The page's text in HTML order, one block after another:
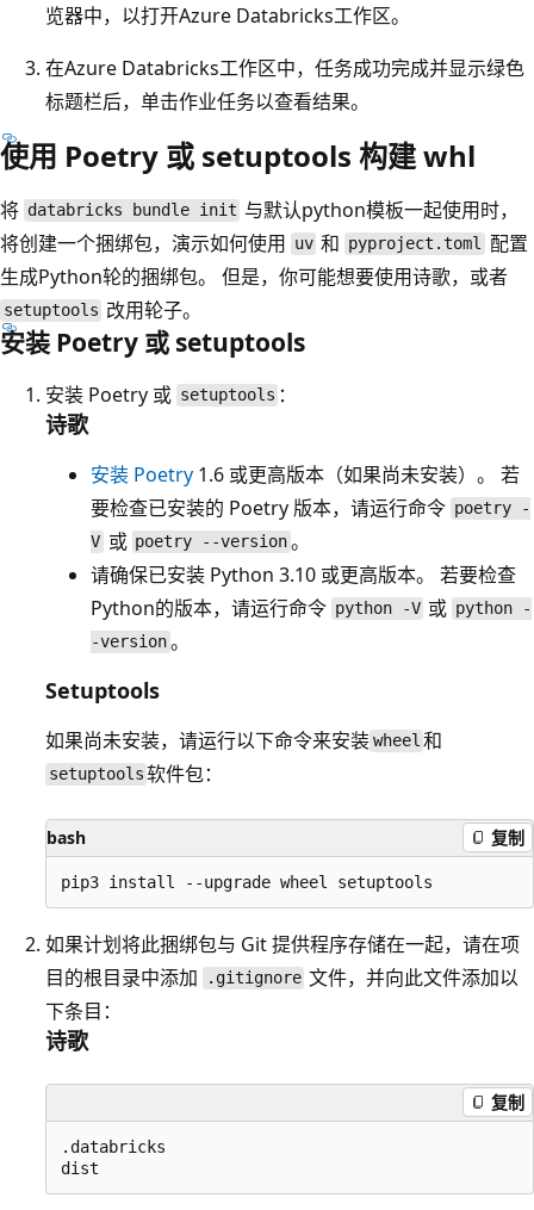
览器中，以打开Azure Databricks工作区。
在Azure Databricks工作区中，任务成功完成并显示绿色
标题栏后，单击作业任务以查看结果。
使用 Poetry 或 setuptools 构建 whl
将 databricks bundle init 与默认python模板一起使用时，
将创建一个捆绑包，演示如何使用 uv 和 pyproject.toml 配置
生成Python轮的捆绑包。 但是，你可能想要使用诗歌，或者
setuptools 改用轮子。
安装 Poetry 或 setuptools
安装 Poetry 或 setuptools ：
诗歌
安装 Poetry 1.6 或更高版本（如果尚未安装）。 若
要检查已安装的 Poetry 版本，请运行命令 poetry -
V 或 poetry --version。
请确保已安装 Python 3.10 或更高版本。 若要检查
Python的版本，请运行命令 python -V 或 python -
-version。
Setuptools
如果尚未安装，请运行以下命令来安装wheel 和
setuptools 软件包：
bash 复制
如果计划将此捆绑包与 Git 提供程序存储在一起，请在项
目的根目录中添加
.gitignore 文件，并向此文件添加以
下条目：
诗歌
复制
.databricks